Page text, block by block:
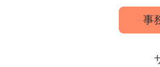
事